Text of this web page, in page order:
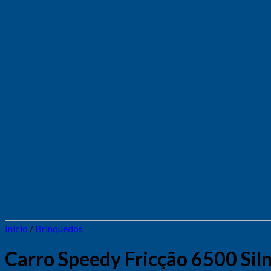
Início / Brinquedos
Carro Speedy Fricção 6500